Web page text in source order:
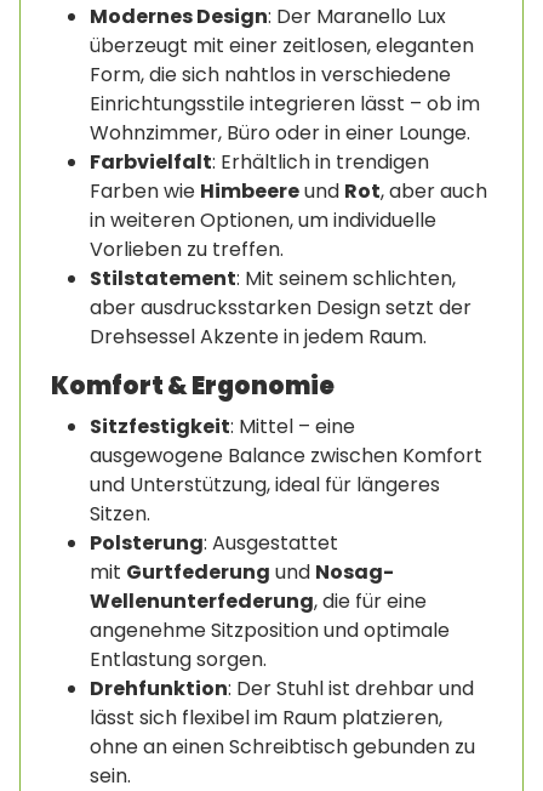
Modernes Design: Der Maranello Lux
überzeugt mit einer zeitlosen, eleganten
Form, die sich nahtlos in verschiedene
Einrichtungsstile integrieren lässt – ob im
Wohnzimmer, Büro oder in einer Lounge.
Farbvielfalt: Erhältlich in trendigen
Farben wie Himbeereund Rot, aber auch
in weiteren Optionen, um individuelle
Vorlieben zu treffen.
Stilstatement: Mit seinem schlichten,
aber ausdrucksstarken Design setzt der
Drehsessel Akzente in jedem Raum.
Komfort & Ergonomie
Sitzfestigkeit: Mittel – eine
ausgewogene Balance zwischen Komfort
und Unterstützung, ideal für längeres
Sitzen.
Polsterung: Ausgestattet
mit Gurtfederung und Nosag-
Wellenunterfederung, die für eine
angenehme Sitzposition und optimale
Entlastung sorgen.
Drehfunktion: Der Stuhl ist drehbar und
lässt sich flexibel im Raum platzieren,
ohne an einen Schreibtisch gebunden zu
sein.